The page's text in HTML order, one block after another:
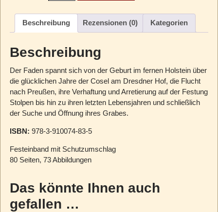
Beschreibung Rezensionen (0) Kategorien
Beschreibung
Der Faden spannt sich von der Geburt im fernen Holstein über
die glücklichen Jahre der Cosel am Dresdner Hof, die Flucht
nach Preußen, ihre Verhaftung und Arretierung auf der Festung
Stolpen bis hin zu ihren letzten Lebensjahren und schließlich
der Suche und Öffnung ihres Grabes.
ISBN: 978-3-910074-83-5
Festeinband mit Schutzumschlag
80 Seiten, 73 Abbildungen
Das könnte Ihnen auch
gefallen …